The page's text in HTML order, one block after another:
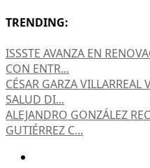
TRENDING:
ISSSTE AVANZA EN
CON ENTR...
CÉSAR GARZA
SALUD DI...
ALEJANDRO GONZÁLEZ
GUTIÉRREZ C...